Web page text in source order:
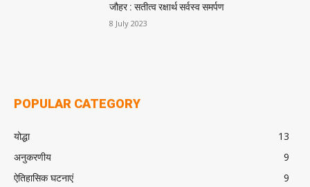
जौहर : सतीत्व रक्षार्थ सर्वस्व समर्पण
8 July 2023
POPULAR CATEGORY
योद्धा
13
अनुकरणीय
9
ऐतिहासिक घटनाएं
9